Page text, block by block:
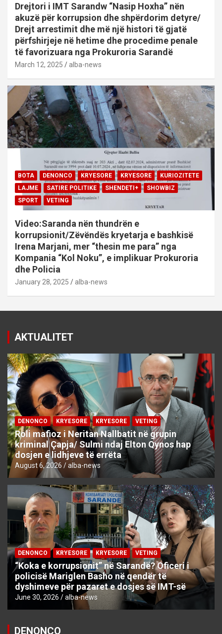
Drejtori i IMT Sarandw “Nasip Hoxha” nën
akuzë për korrupsion dhe shpërdorim detyre/
Drejt arrestimit dhe më një histori të gjatë
përfshirjeje në hetime dhe procedime penale
të favorizuara nga Prokuroria Sarandë
March 12, 2025 alba-news
BOTA DENONCO KRYESORE KRYESORE
KURIOZITETE
LAJME
SATIRE POLITIKE SHENDETI+
SHOWBIZ
SPORT
VETING
Video:Saranda nën thundrën e
korrupsionit/Zëvëndës kryetarja e bashkisë
Irena Marjani, mer “thesin me para” nga
Kompania “Kol Noku”, e implikuar Prokuroria
dhe Policia
January 28, 2025 alba-news
AKTUALITET
DENONCO KRYESORE KRYESORE VETING
Roli mafioz i Neritan Nallbatit në grupin
kriminal Çapja/ Sulmi ndaj Elton Qynos hap
dosjen e lidhjeve të errëta
August 6, 2026 alba-news
DENONCO KRYESORE KRYESORE VETING
“Koka e korrupsionit” në Sarandë? Oficeri i
policisë Mariglen Basho në qendër të
dyshimeve për pazaret e dosjes së IMT-së
June 30, 2026 alba-news
DENONCO